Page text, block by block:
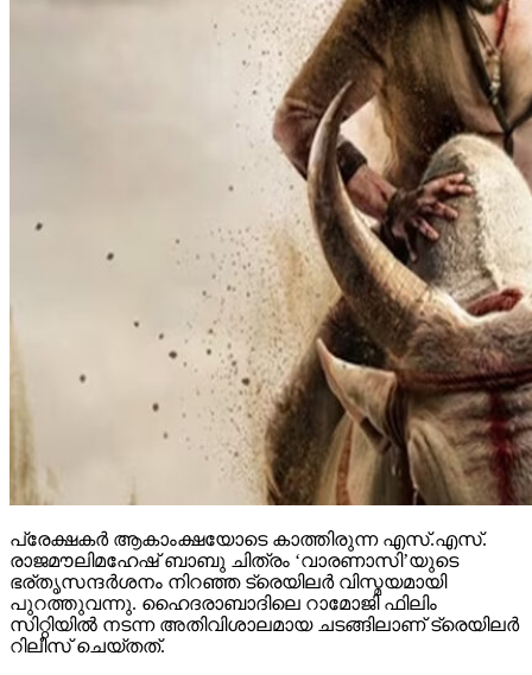
പ്രേക്ഷകര്‍ ആകാംക്ഷയോടെ കാത്തിരുന്ന എസ്.എസ്.
രാജമൗലിമഹേഷ് ബാബു ചിത്രം ‘വാരണാസി’യുടെ
ഭര്തൃസന്ദര്‍ശനം നിറഞ്ഞ ട്രെയിലര്‍ വിസ്മയമായി
പുറത്തുവന്നു. ഹൈദരാബാദിലെ റാമോജി ഫിലിം
സിറ്റിയില്‍ നടന്ന അതിവിശാലമായ ചടങ്ങിലാണ് ട്രെയിലര്‍
റിലീസ് ചെയ്തത്.